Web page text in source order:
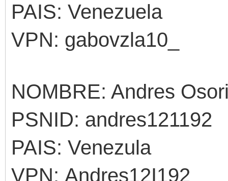
PAIS: Venezuela
VPN: gabovzla10_
NOMBRE: Andres
PSNID: andres121192
PAIS: Venezula
VPN: Andres12I192